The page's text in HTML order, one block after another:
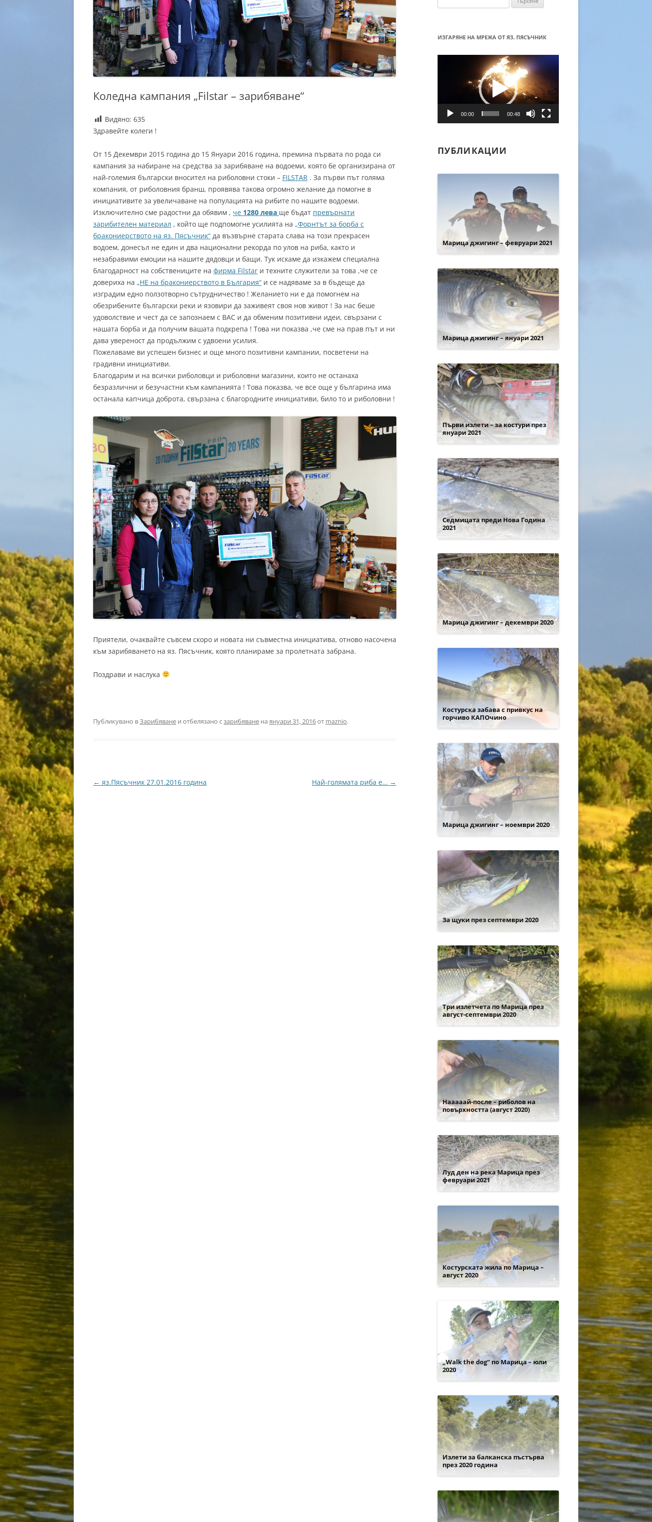
Коледна кампания „Filstar – зарибяване“
Видяно: 635
Здравейте колеги !
От 15 Декември 2015 година до 15 Януари 2016 година, премина първата по рода си
кампания за набиране на средства за зарибяване на водоеми, която бе организирана от
най-големия български вносител на риболовни стоки – FILSTAR . За първи път голяма
компания, от риболовния бранш, проявява такова огромно желание да помогне в
инициативите за увеличаване на популацията на рибите по нашите водоеми.
Изключително сме радостни да обявим , че 1280 лева ще бъдат превърнати
зарибителен материал , който ще подпомогне усилията на „Форнтът за борба с
бракониерството на яз. Пясъчник“ да възвърне старата слава на този прекрасен
водоем, донесъл не един и два национални рекорда по улов на риба, както и
незабравими емоции на нашите дядовци и бащи. Тук искаме да изкажем специална
благодарност на собствениците на фирма Filstar и техните служители за това ,че се
довериха на „НЕ на бракониерството в България“ и се надяваме за в бъдеще да
изградим едно ползотворно сътрудничество ! Желанието ни е да помогнем на
обезрибените български реки и язовири да заживеят своя нов живот ! За нас беше
удоволствие и чест да се запознаем с ВАС и да обменим позитивни идеи, свързани с
нашата борба и да получим вашата подкрепа ! Това ни показва ,че сме на прав път и ни
дава увереност да продължим с удвоени усилия.
Пожелаваме ви успешен бизнес и още много позитивни кампании, посветени на
градивни инициативи.
Благодарим и на всички риболовци и риболовни магазини, които не останаха
безразлични и безучастни към кампанията ! Това показва, че все още у българина има
останала капчица доброта, свързана с благородните инициативи, било то и риболовни !
Приятели, очаквайте съвсем скоро и новата ни съвместна инициатива, отново насочена
към зарибяването на яз. Пясъчник, която планираме за пролетната забрана.
Поздрави и наслука
Публикувано вЗарибяване и отбелязано сзарибяване на януари 31, 2016от maznio.
Навигация
← яз.Пясъчник 27.01.2016 година Най-голямата риба е… →
за:
ИЗГАРЯНЕ НА МРЕЖА ОТ ЯЗ. ПЯСЪЧНИК
Видео
00:00 00:48
ПУБЛИКАЦИИ
Марица джигинг – февруари 2021
Марица джигинг – януари 2021
Първи излети – за костури през
януари 2021
Седмицата преди Нова Година
2021
Марица джигинг – декември 2020
Костурска забава с привкус на
горчиво КАПОчино
Марица джигинг – ноември 2020
За щуки през септември 2020
Три излетчета по Марица през
август-септември 2020
Нааааай-после – риболов на
повърхността (август 2020)
Луд ден на река Марица през
февруари 2021
Костурската жила по Марица –
август 2020
„Walk the dog“ по Марица – юли
2020
Излети за балканска пъстърва
през 2020 година